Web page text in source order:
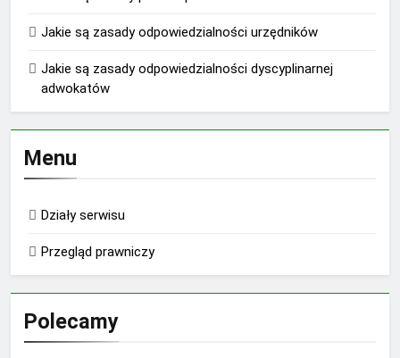
Jakie są zasady odpowiedzialności urzędników
Jakie są zasady odpowiedzialności dyscyplinarnej
adwokatów
Menu
Działy serwisu
Przegląd prawniczy
Polecamy